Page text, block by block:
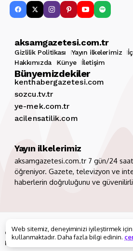
aksamgazetesi.com.tr
Gizlilik Politikası Yayın ilkelerimiz
Hakkımızda
Künye İletişim
Bünyemizdekiler
kenthabergazetesi.com
sozcu.tv.tr
ye-mek.com.tr
acilensatilik.com
Yayın ilkelerimiz
aksamgazetesi.com.tr 7 gün/24 saat
öğreniyor. Gazete, televizyon ve
haberlerin doğruluğunu ve
Gizlilik Politikası Yayın ilkelerimiz
Hakkımızda
Web sitemiz, deneyiminizi iyileştirmek
kullanmaktadır. Daha fazla bilgi edinin.